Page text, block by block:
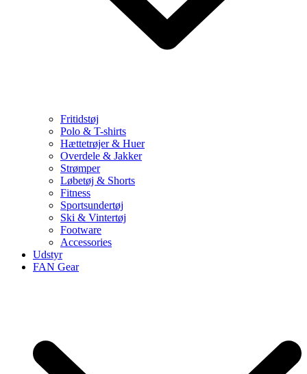
Fritidstøj
Polo & T-shirts
Hættetrøjer & Huer
Overdele & Jakker
Strømper
Løbetøj & Shorts
Fitness
Sportsundertøj
Ski & Vintertøj
Footware
Accessories
Udstyr
FAN Gear